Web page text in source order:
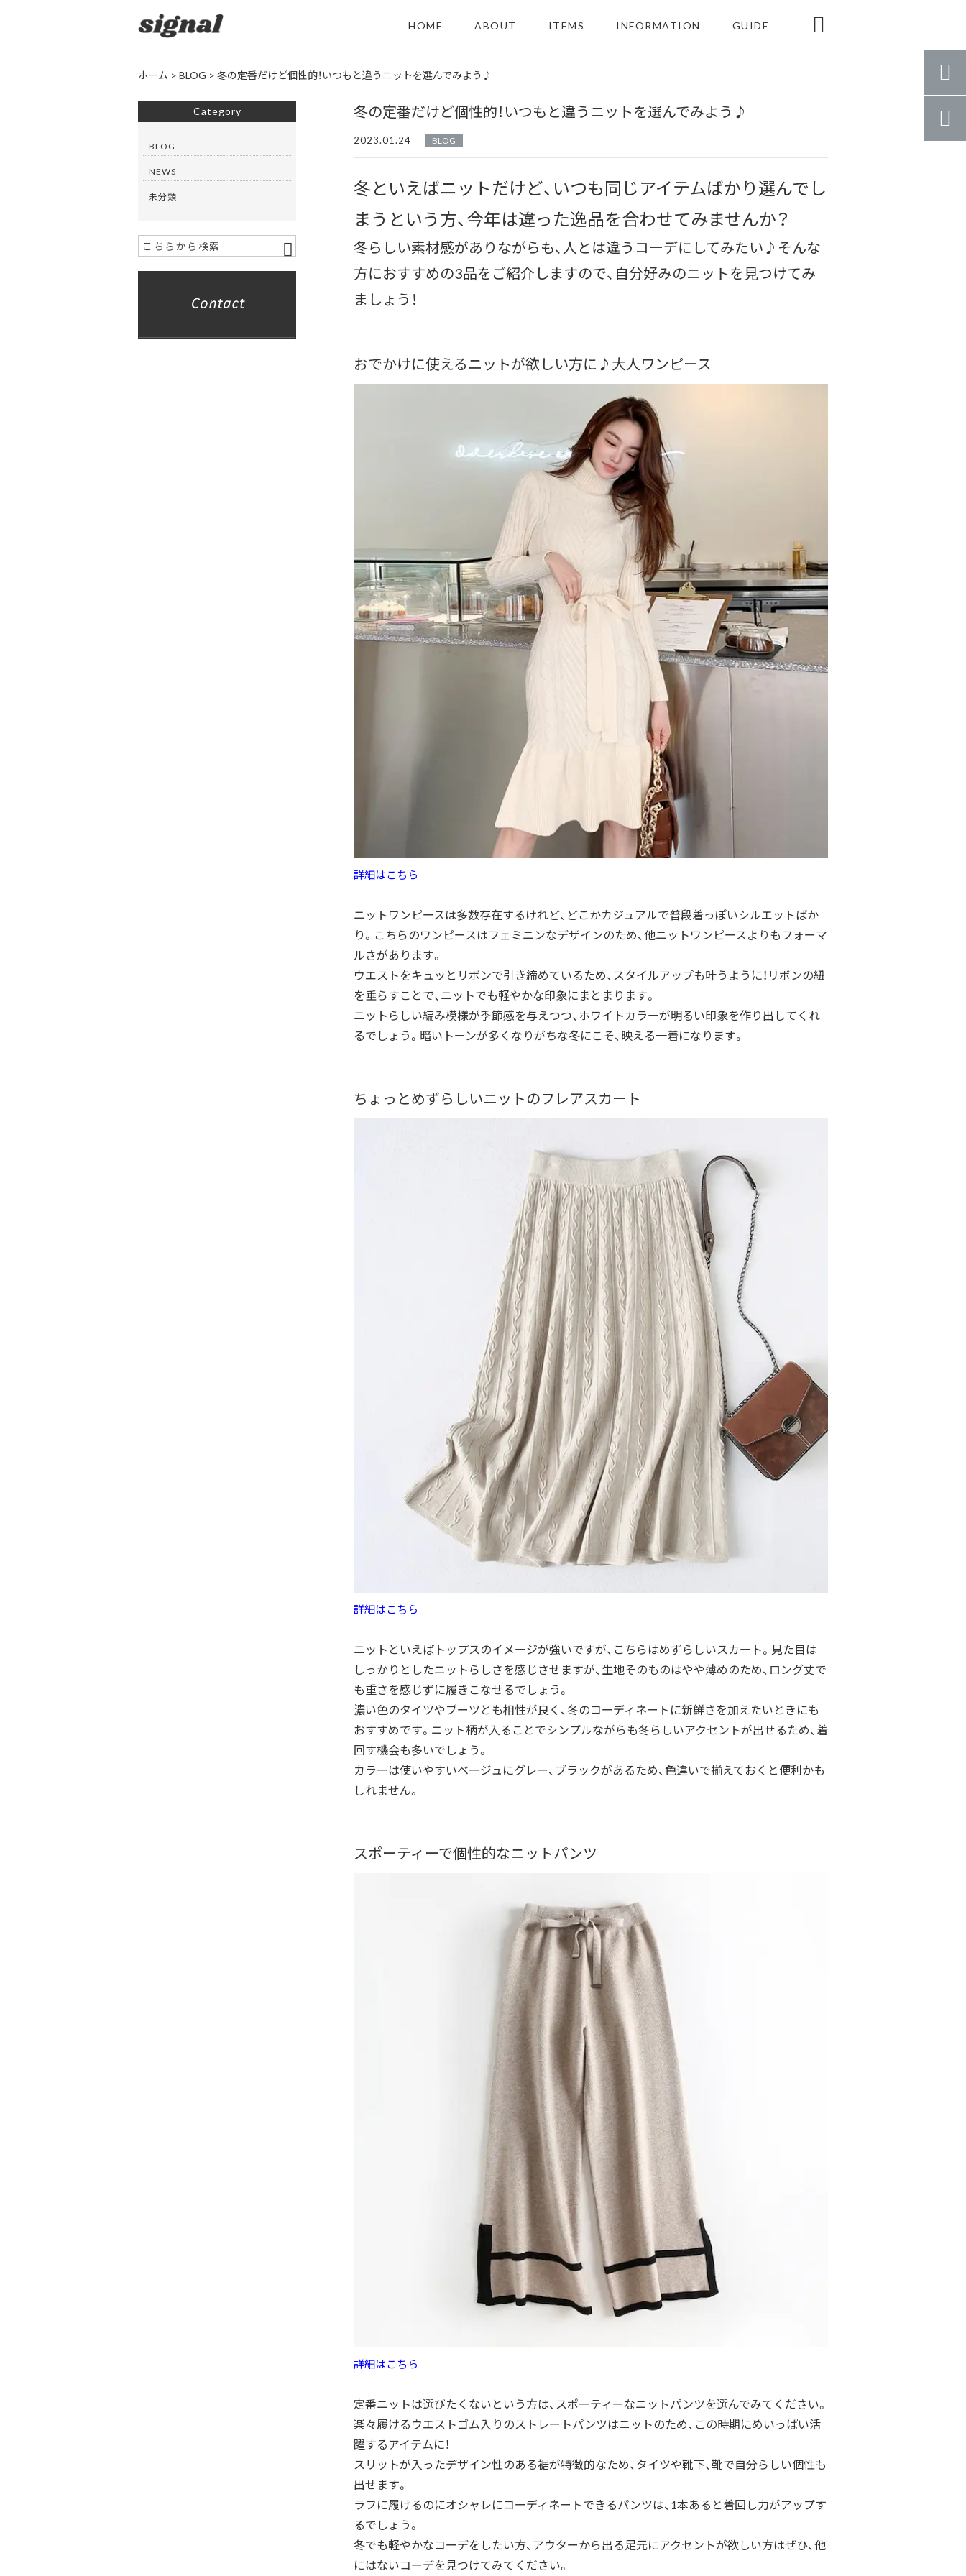
HOME ABOUT ITEMS INFORMATION GUIDE 
ホーム > BLOG > 冬の定番だけど個性的！いつもと違うニットを選んでみよう♪
冬の定番だけど個性的！いつもと違うニットを選んでみよう♪
2023.01.24 BLOG
冬といえばニットだけど、 いつも同じアイテムばかり選んでし
まうという方、今年は違った逸品を合わせてみませんか？
冬らしい素材感がありながらも、人とは違うコーデにしてみたい♪ そんな
方におすすめの3品をご紹介しますので、 自分好みのニットを見つけてみ
ましょう！
おでかけに使えるニットが欲しい方に♪大人ワンピース
詳細はこちら
ニットワンピースは多数存在するけれど、 どこかカジュアルで普段着っぽいシルエットばか
り。 こちらのワンピースはフェミニンなデザインのため、他ニットワンピースよりもフォーマ
ルさがあります。
ウエストをキュッとリボンで引き締めているため、 スタイルアップも叶うように！リボンの紐
を垂らすことで、 ニットでも軽やかな印象にまとまります。
ニットらしい編み模様が季節感を与えつつ、 ホワイトカラーが明るい印象を作り出してくれ
るでしょう。 暗いトーンが多くなりがちな冬にこそ、映える一着になります。
ちょっとめずらしいニットのフレアスカート
詳細はこちら
ニットといえばトップスのイメージが強いですが、 こちらはめずらしいスカート。 見た目は
しっかりとしたニットらしさを感じさせますが、 生地そのものはやや薄めのため、 ロング丈で
も重さを感じずに履きこなせるでしょう。
濃い色のタイツやブーツとも相性が良く、冬のコーディネートに新鮮さを加えたいときにも
おすすめです。 ニット柄が入ることでシンプルながらも冬らしいアクセントが出せるため、着
回す機会も多いでしょう。
カラーは使いやすいベージュにグレー、ブラックがあるため、色違いで揃えておくと便利かも
しれません。
スポーティーで個性的なニットパンツ
詳細はこちら
定番ニットは選びたくないという方は、 スポーティーなニットパンツを選んでみてください。
楽々履けるウエストゴム入りのストレートパンツはニットのため、 この時期にめいっぱい活
躍するアイテムに！
スリットが入ったデザイン性のある裾が特徴的なため、 タイツや靴下、靴で自分らしい個性も
出せます。
ラフに履けるのにオシャレにコーディネートできるパンツは、 1本あると着回し力がアップす
るでしょう。
冬でも軽やかなコーデをしたい方、 アウターから出る足元にアクセントが欲しい方はぜひ、他
にはないコーデを見つけてみてください。
Category
BLOG
NEWS
未分類

